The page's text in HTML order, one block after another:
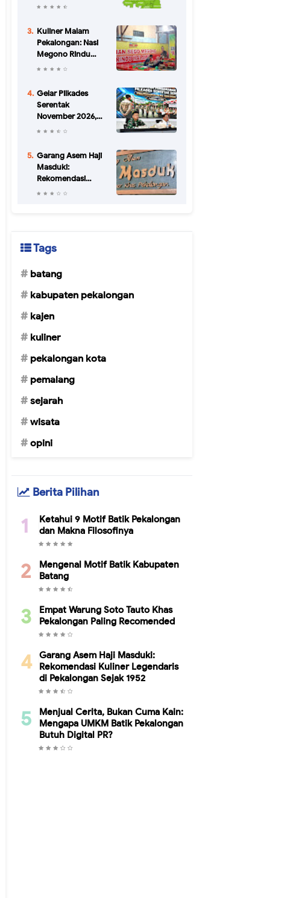
Kuliner Malam
Pekalongan: Nasi
Megono Rindu
Malam di Jalan
yang Bikin Kangen
Gelar Pilkades
Serentak
November 2026,
Pemkab
Petakan Potensi
Konflik di 34 Desa
Garang Asem Haji
Masduki:
Rekomendasi
Kuliner Legendaris
Tags
batang
kabupaten pekalongan
kajen
kuliner
pekalongan kota
pemalang
sejarah
wisata
opini
Berita Pilihan
Ketahui 9 Motif Batik Pekalongan
dan Makna Filosofinya
Mengenal Motif Batik Kabupaten
Batang
Empat Warung Soto Tauto Khas
Pekalongan Paling Recomended
Garang Asem Haji Masduki:
Rekomendasi Kuliner Legendaris
di Pekalongan Sejak 1952
Menjual Cerita, Bukan Cuma Kain:
Mengapa UMKM Batik Pekalongan
Butuh Digital PR?